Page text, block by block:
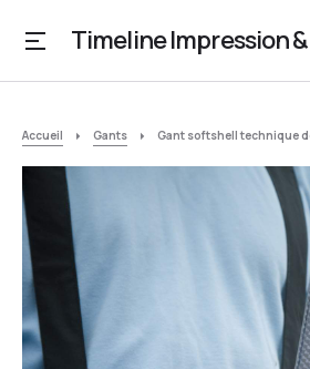
Timeline Impression
Accueil Gants Gant softshell technique